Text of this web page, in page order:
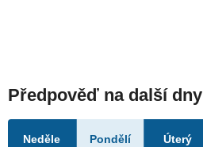
Předpověď na další dny
Neděle Pondělí Úterý